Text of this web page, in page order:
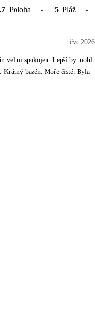
Poloha 5 Pláž
čvc 2026
velmi spokojen. Lepší by mohl
bazén. Moře čisté. Byla